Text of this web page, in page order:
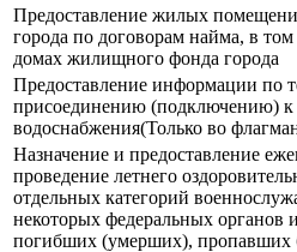
Предоставление жилых
города по договорам найма, в
домах жилищного фонда города
Предоставление информации по
присоединению (подключению) к
водоснабжения(Только во
Назначение и предоставление
проведение летнего
отдельных категорий
некоторых федеральных органов
погибших (умерших), пропавших